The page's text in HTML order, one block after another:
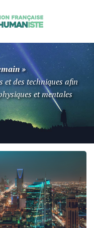
»
et des techniques afin
et mentales